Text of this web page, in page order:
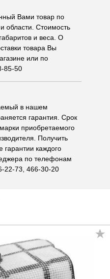
Вами товар по
области. Стоимость
и веса. О
товара Вы
или по
85-50
в нашем
гарантия. Срок
приобретаемого
Получить
каждого
по телефонам
22-73, 466-30-20